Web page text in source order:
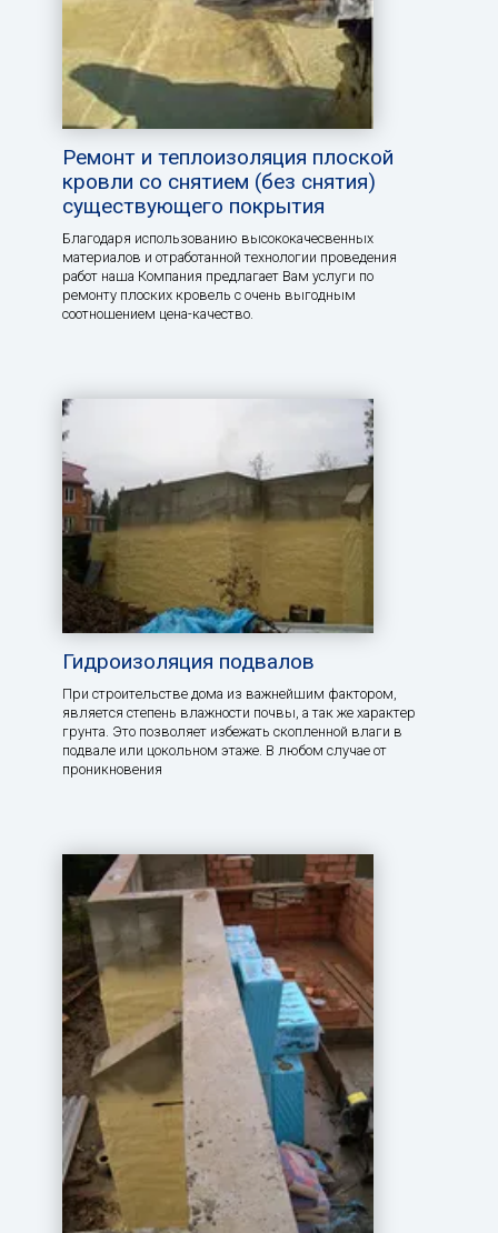
Ремонт и теплоизоляция плоской
кровли со снятием (без снятия)
существующего покрытия
Благодаря использованию высококачесвенных
материалов и отработанной технологии проведения
работ наша Компания предлагает Вам услуги по
ремонту плоских кровель с очень выгодным
соотношением цена-качество.
Гидроизоляция подвалов
При строительстве дома из важнейшим фактором,
является степень влажности почвы, а так же характер
грунта. Это позволяет избежать скопленной влаги в
подвале или цокольном этаже. В любом случае от
проникновения